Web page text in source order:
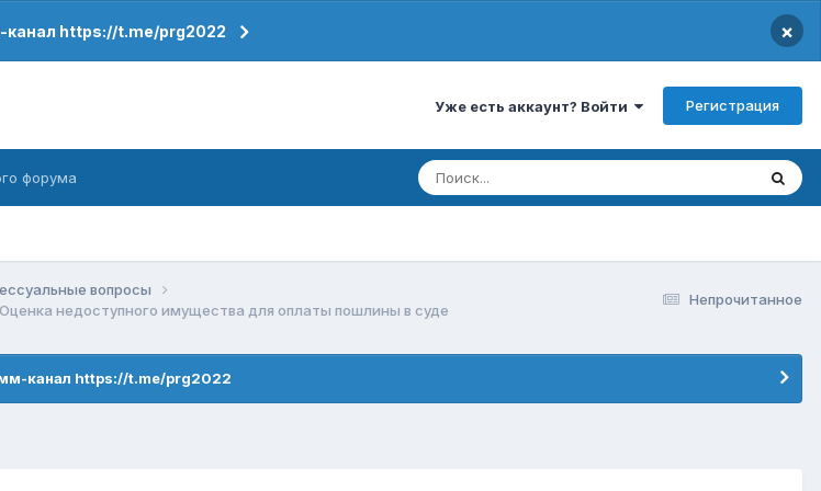
канал https://t.me/prg2022 ×
Уже есть аккаунт? Войти Регистрация
форума
Непрочитанное
вопросы
Оценка недоступного имущества для оплаты пошлины в суде
канал https://t.me/prg2022